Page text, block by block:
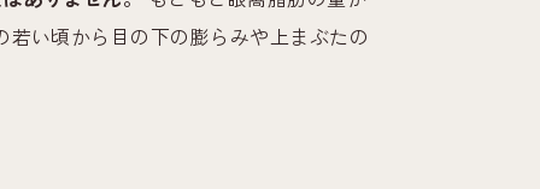
い頃から目の下の膨らみや上まぶたの